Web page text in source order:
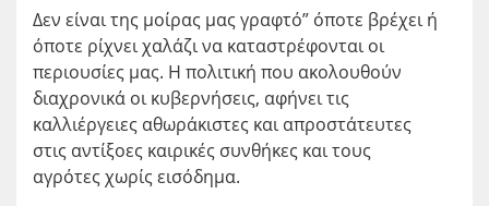
Δεν είναι της μοίρας μας γραφτό” όποτε βρέχει ή
όποτε ρίχνει χαλάζι να καταστρέφονται οι
περιουσίες μας. Η πολιτική που ακολουθούν
διαχρονικά οι κυβερνήσεις, αφήνει τις
καλλιέργειες αθωράκιστες και απροστάτευτες
στις αντίξοες καιρικές συνθήκες και τους
αγρότες χωρίς εισόδημα.